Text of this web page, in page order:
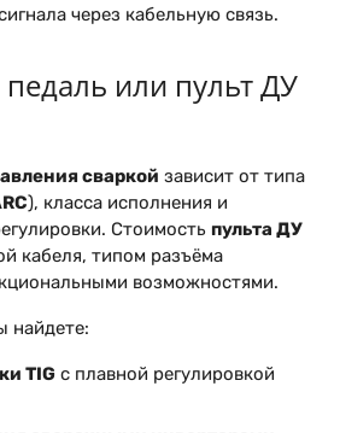
через кабельную связь.
или пульт ДУ
сваркой зависит от типа
), класса исполнения и
Стоимость пульта ДУ
кабеля, типом разъёма
возможностями.
найдете:
TIG с плавной регулировкой